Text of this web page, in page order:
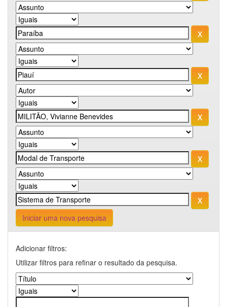
Iniciar uma nova pesquisa
Adicionar filtros:
Utilizar filtros para refinar o resultado da pesquisa.